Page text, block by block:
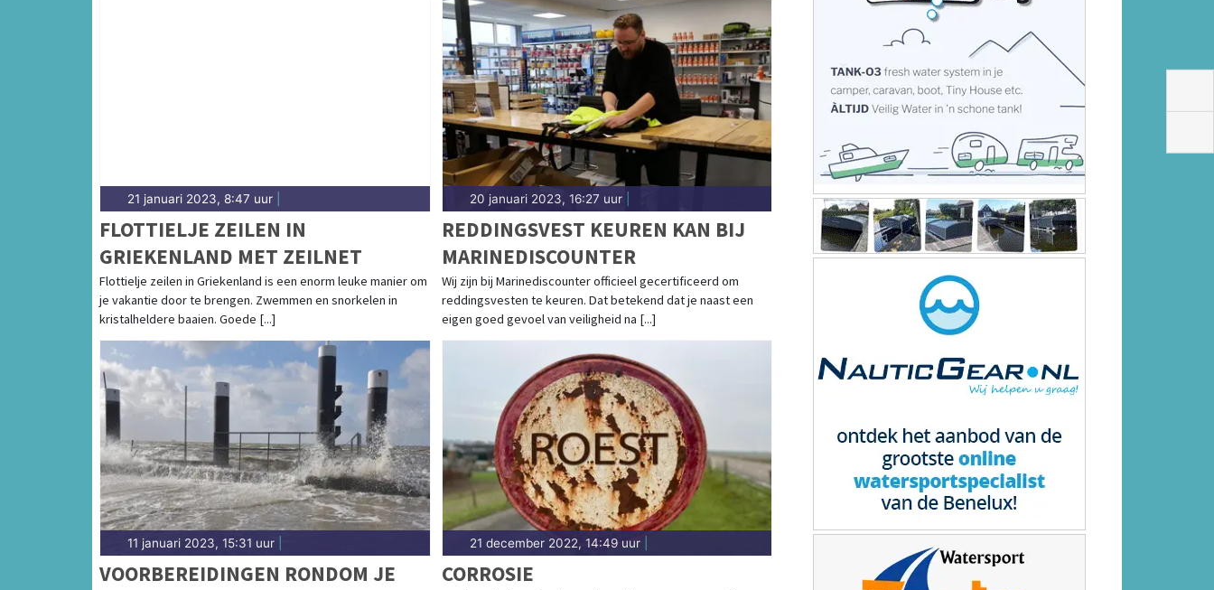
21 januari 2023, 8:47 uur
FLOTTIELJE ZEILEN IN
GRIEKENLAND MET ZEILNET
Flottielje zeilen in Griekenland is een enorm leuke manier om
je vakantie door te brengen. Zwemmen en snorkelen in
kristalheldere baaien. Goede [...]
20 januari 2023, 16:27 uur|
REDDINGSVEST KEUREN KAN BIJ
MARINEDISCOUNTER
Wij zijn bij Marinediscounter officieel gecertificeerd om
reddingsvesten te keuren. Dat betekend dat je naast een
eigen goed gevoel van veiligheid na [...]
11 januari 2023, 15:31 uur
VOORBEREIDINGEN RONDOM JE
21 december 2022, 14:49 uur|
CORROSIE